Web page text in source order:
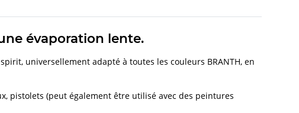
évaporation lente.
universellement adapté à toutes les couleurs BRANTH, en
pistolets (peut également être utilisé avec des peintures